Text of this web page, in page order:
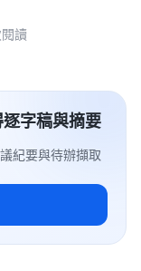
讀
字稿與摘要
紀要與待辦擷取